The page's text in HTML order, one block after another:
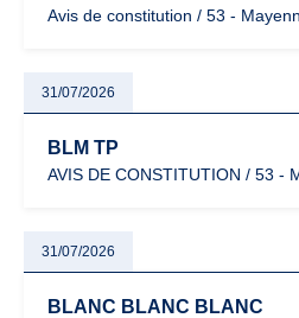
Avis de constitution / 53 -
31/07/2026
BLM TP
AVIS DE CONSTITUTION / 53 -
31/07/2026
BLANC BLANC BLANC